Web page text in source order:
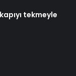
tekmeyle